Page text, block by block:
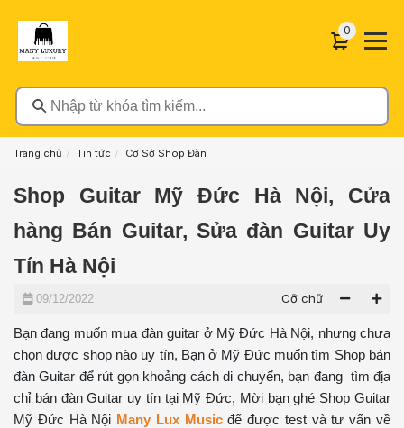
Nhập từ khóa tìm kiếm...
00 sản
Trang chủ Tin tức Cơ Sở Shop Đàn
Shop Guitar Mỹ Đức Hà Nội, Cửa
hàng Bán Guitar, Sửa đàn Guitar Uy
Tín Hà Nội
09/12/2022 Cỡ chữ
Bạn đang muốn mua đàn guitar ở Mỹ Đức Hà Nội, nhưng chưa
chọn được shop nào uy tín, Bạn ở Mỹ Đức muốn tìm Shop bán
đàn Guitar để rút gọn khoảng cách di chuyển, bạn đang tìm địa
chỉ bán đàn Guitar uy tín tại Mỹ Đức, Mời bạn ghé Shop Guitar
Mỹ Đức Hà Nội Many Lux Music để được test và tư vấn về